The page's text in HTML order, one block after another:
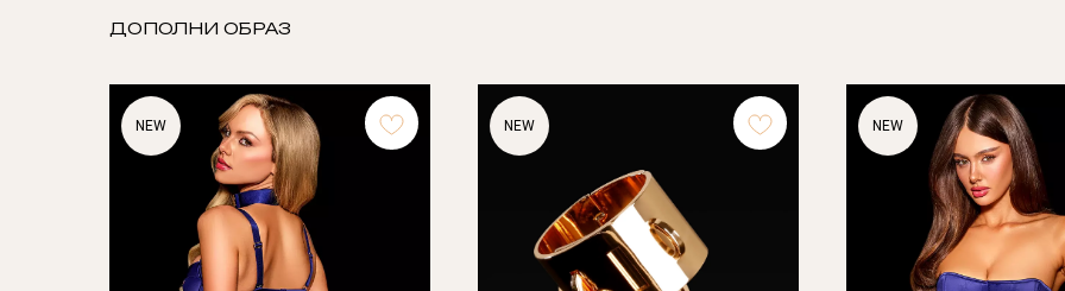
ДОПОЛНИ ОБРАЗ
NEW NEW NEW